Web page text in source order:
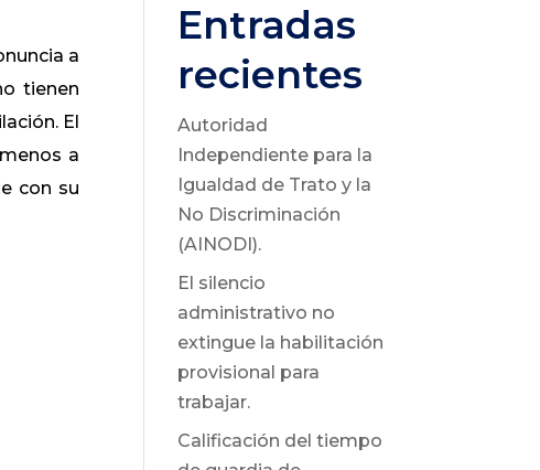
a
tienen
El
a
con su
Entradas
recientes
Autoridad
Independiente para la
Igualdad de Trato y la
No Discriminación
(AINODI).
El silencio
administrativo no
extingue la habilitación
provisional para
trabajar.
Calificación del tiempo